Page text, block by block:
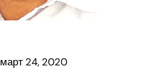
март 24, 2020